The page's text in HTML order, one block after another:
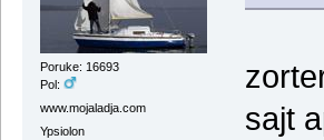
Poruke: 16693
Pol:
www.mojaladja.com
Ypsiolon
sajt